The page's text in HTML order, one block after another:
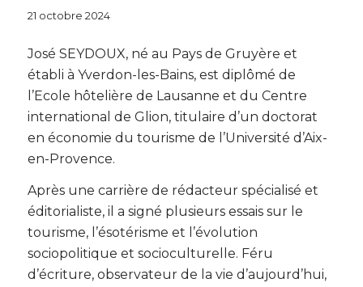
21 octobre 2024
José SEYDOUX, né au Pays de Gruyère et
établi à Yverdon-les-Bains, est diplômé de
l’Ecole hôtelière de Lausanne et du Centre
international de Glion, titulaire d’un doctorat
en économie du tourisme de l’Université d’Aix-
en-Provence.
Après une carrière de rédacteur spécialisé et
éditorialiste, il a signé plusieurs essais sur le
tourisme, l’ésotérisme et l’évolution
sociopolitique et socioculturelle. Féru
d’écriture, observateur de la vie d’aujourd’hui,